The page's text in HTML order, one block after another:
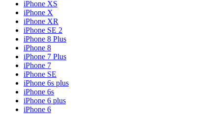
iPhone XS
iPhone X
iPhone XR
iPhone SE 2
iPhone 8 Plus
iPhone 8
iPhone 7 Plus
iPhone 7
iPhone SE
iPhone 6s plus
iPhone 6s
iPhone 6 plus
iPhone 6